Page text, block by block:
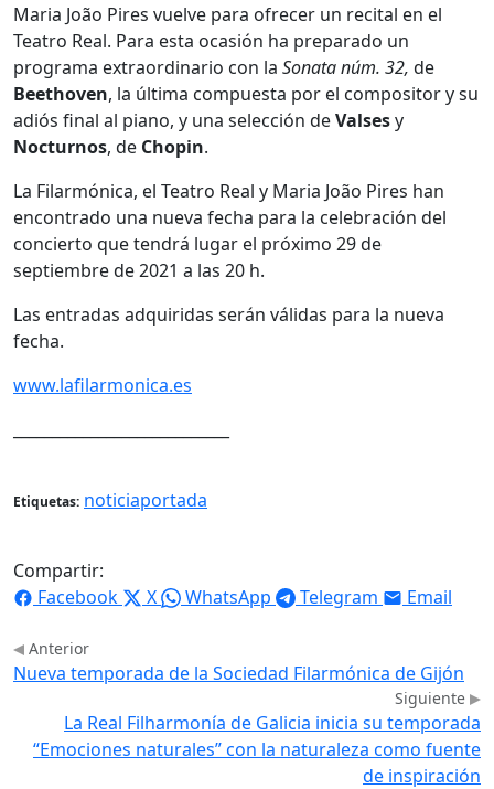
Maria João Pires vuelve para ofrecer un recital en el
Teatro Real. Para esta ocasión ha preparado un
programa extraordinario con la Sonata núm. 32, de
Beethoven, la última compuesta por el compositor y su
adiós final al piano, y una selección deValsesy
Nocturnos, de Chopin.
La Filarmónica, el Teatro Real y Maria João Pires han
encontrado una nueva fecha para la celebración del
concierto que tendrá lugar el próximo 29 de
septiembre de 2021 a las 20 h.
Las entradas adquiridas serán válidas para la nueva
fecha.
www.lafilarmonica.es
Etiquetas: noticiaportada
Compartir:
Facebook
X WhatsApp Telegram Email
Anterior
Nueva temporada de la Sociedad Filarmónica de Gijón
Siguiente
La Real Filharmonía de Galicia inicia su temporada
“Emociones naturales” con la naturaleza como fuente
de inspiración